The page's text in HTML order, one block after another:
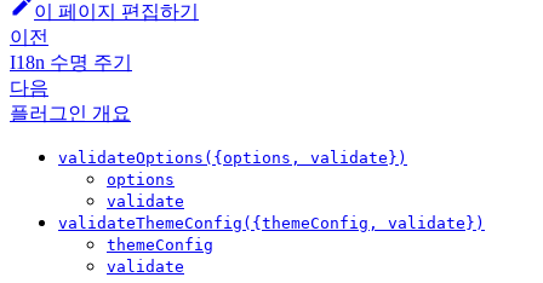
이 페이지 편집하기
이전
I18n 수명 주기
다음
플러그인 개요
validateOptions({options, validate})
options
validate
validateThemeConfig({themeConfig, validate})
themeConfig
validate